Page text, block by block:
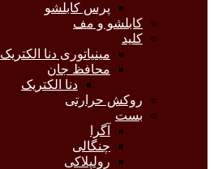
پرس کابلشو
کابلشو و مف
کلید
مینیاتوری دنا الکتریک
محافظ جان
دنا الکتریک
روکش حرارتی
بست
آگرا
چنگالی
رولپلاکی